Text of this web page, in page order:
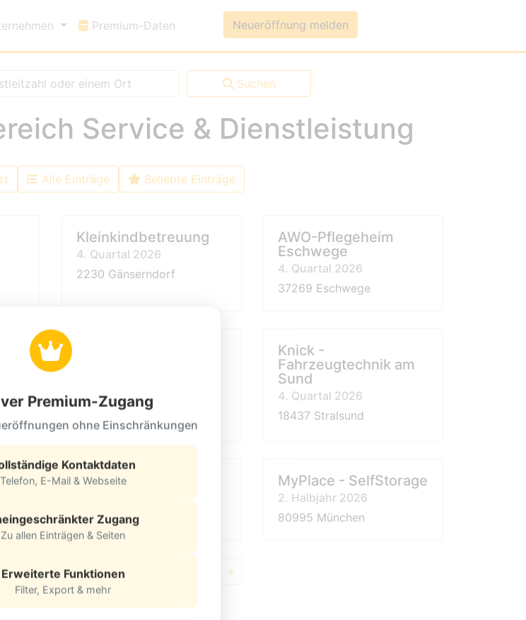
Premium-Daten Premium-DatenNeueröffnung melden
Suchen
Service & Dienstleistung
Alle Einträge Beliebte Einträge
Kleinkindbetreuung
4. Quartal 2026
2230 Gänserndorf
AWO-Pflegeheim
Eschwege
4. Quartal 2026
37269 Eschwege
84478 Waldkraiburg
Knick -
Fahrzeugtechnik am
Sund
4. Quartal 2026
18437 Stralsund
Sparkasse
54344 Kenn
MyPlace - SelfStorage
2. Halbjahr 2026
80995 München
6 7 8 9 10 »
Premium-Zugang
ohne Einschränkungen
Kontaktdaten
Telefon, E-Mail & Webseite
Zugang
Zu allen Einträgen & Seiten
Erweiterte Funktionen
Filter, Export & mehr